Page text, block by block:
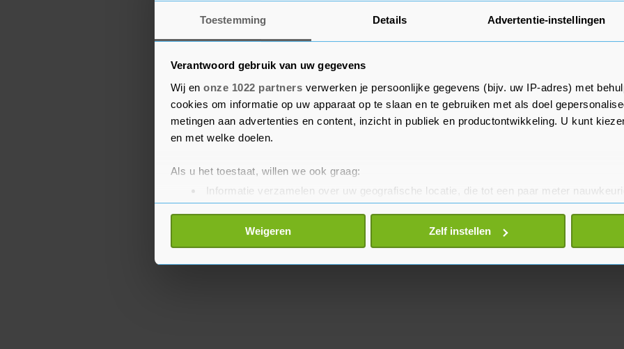
Toestemming Details Advertentie-instellingen
Verantwoord gebruik van uw gegevens
Wij en onze 1022 partners verwerken je persoonlijke gegevens (bijv. uw IP-adres) met
cookies om informatie op uw apparaat op te slaan en te gebruiken met als doel
metingen aan advertenties en content, inzicht in publiek en productontwikkeling. U kunt
en met welke doelen.
Als u het toestaat, willen we ook graag:
Informatie verzamelen over uw geografische locatie, die tot een paar meter
Uw apparaat identificeren door het actief te scannen op specifieke eigenschappen
Lees meer over hoe uw persoonlijke gegevens worden verwerkt en stel uw voorkeuren in het
toestemming op elk moment wijzigen of intrekken in de Cookieverklaring.
Weigeren Zelf instellen
Dinsdag neemt Leicester het thuis op tegen Chelsea, dat
eerder op de dag met 1-0 won van Fulham.